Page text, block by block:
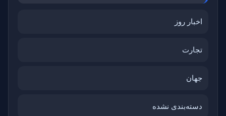
اخبار روز
تجارت
جهان
دسته‌بندی نشده